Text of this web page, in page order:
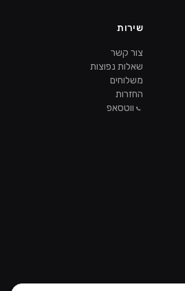
שירות
צור קשר
שאלות נפוצות
משלוחים
החזרות
ווטסאפ